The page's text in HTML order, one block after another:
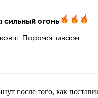
сильный огонь
Перемешиваем
после того, как